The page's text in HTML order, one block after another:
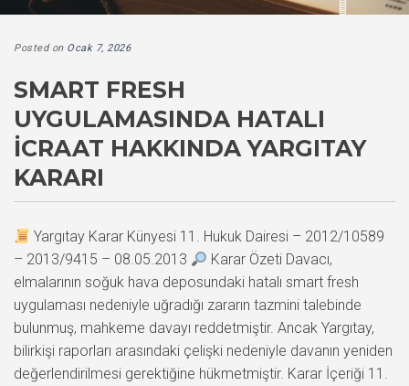
Posted on Ocak 7, 2026
SMART FRESH
UYGULAMASINDA HATALI
İCRAAT HAKKINDA YARGITAY
KARARI
Yargıtay Karar Künyesi 11. Hukuk Dairesi – 2012/10589
– 2013/9415 – 08.05.2013
Karar Özeti Davacı,
elmalarının soğuk hava deposundaki hatalı smart fresh
uygulaması nedeniyle uğradığı zararın tazmini talebinde
bulunmuş, mahkeme davayı reddetmiştir. Ancak Yargıtay,
bilirkişi raporları arasındaki çelişki nedeniyle davanın yeniden
değerlendirilmesi gerektiğine hükmetmiştir. Karar İçeriği 11.